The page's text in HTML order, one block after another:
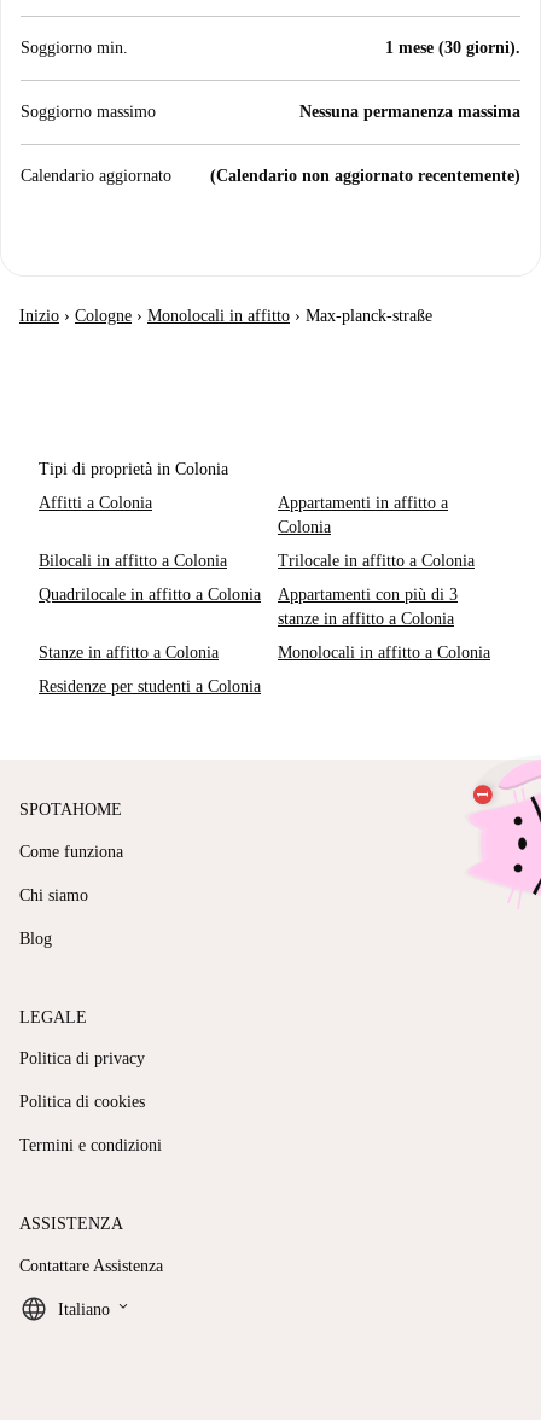
Soggiorno min. 1 mese (30 giorni).
Soggiorno massimo Nessuna permanenza massima
Calendario aggiornato (Calendario non aggiornato recentemente)
Inizio › Cologne › Monolocali in affitto › Max-planck-straße
Tipi di proprietà in Colonia
Affitti a Colonia
Appartamenti in affitto a
Colonia
Bilocali in affitto a Colonia
Trilocale in affitto a Colonia
Quadrilocale in affitto a Colonia
Appartamenti con più di 3
stanze in affitto a Colonia
Stanze in affitto a Colonia
Monolocali in affitto a Colonia
Residenze per studenti a Colonia
SPOTAHOME
Come funziona
Chi siamo
Blog
LEGALE
Politica di privacy
Politica di cookies
Termini e condizioni
ASSISTENZA
Contattare Assistenza
Italiano keyboard_arrow_down